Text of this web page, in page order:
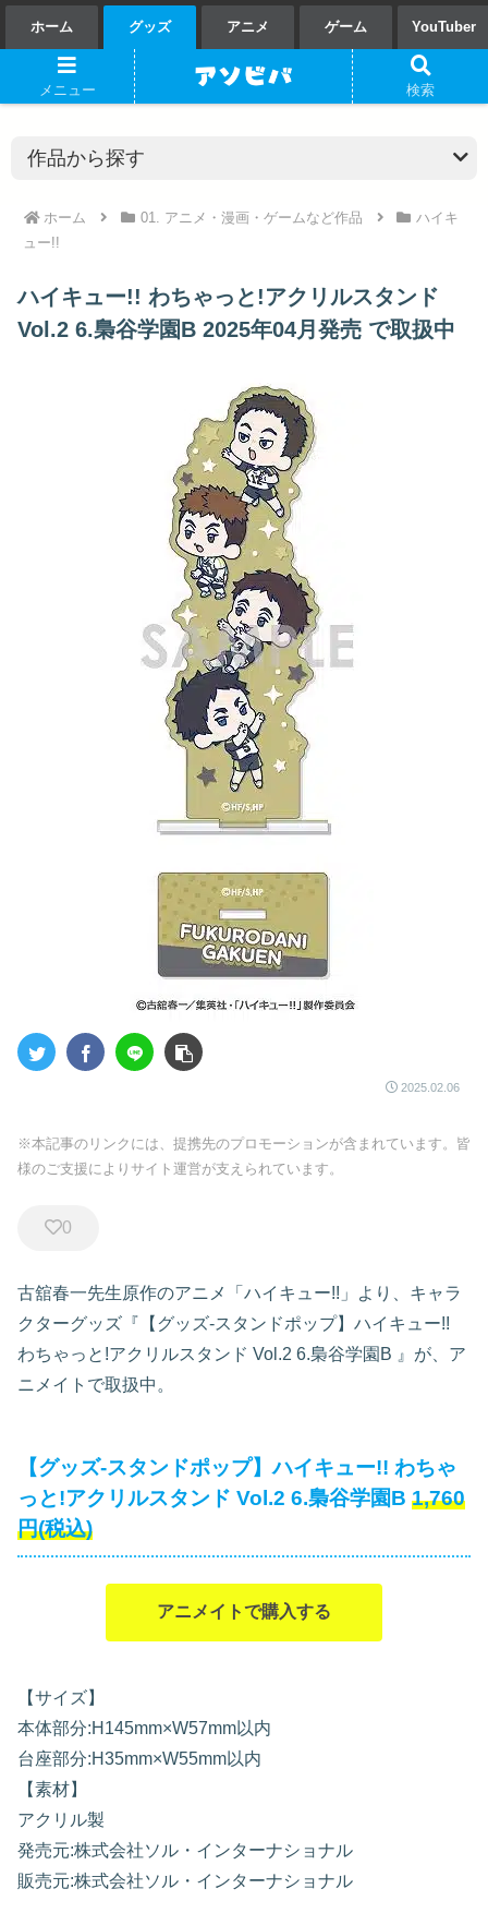
ホーム グッズ アニメ ゲーム YouTuber
ホーム 01. アニメ・漫画・ゲームなど作品
ハイキ
ュー!!
ハイキュー!! わちゃっと!アクリルスタンド
Vol.2 6.梟谷学園B 2025年04月発売 で取扱中
2025.02.06
※本記事のリンクには、提携先のプロモーションが含まれています。皆
様のご支援によりサイト運営が支えられています。
0
古舘春一先生原作のアニメ「ハイキュー!!」より、キャラ
クターグッズ『【グッズ-スタンドポップ】ハイキュー!!
わちゃっと!アクリルスタンド Vol.2 6.梟谷学園B 』が、ア
ニメイトで取扱中。
【グッズ-スタンドポップ】ハイキュー!! わちゃ
っと!アクリルスタンド Vol.2 6.梟谷学園B 1,760
円(税込)
アニメイトで購入する
【サイズ】
本体部分:H145mm×W57mm以内
台座部分:H35mm×W55mm以内
【素材】
アクリル製
発売元:株式会社ソル・インターナショナル
販売元:株式会社ソル・インターナショナル
メニュー 検索